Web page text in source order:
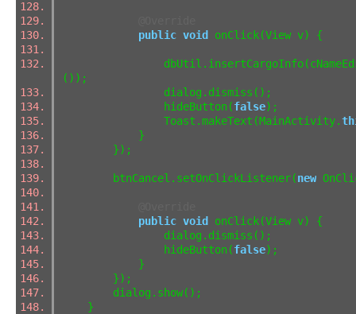
public void onClick(View v) {
());
dialog.dismiss();
hideButton(false);
Toast.makeText(MainActivity.
}
});
btnCancel.setOnClickListener(new
public void onClick(View v) {
dialog.dismiss();
hideButton(false);
}
});
dialog.show();
}